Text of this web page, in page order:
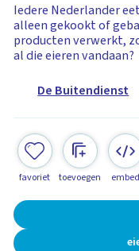
Iedere Nederlander
alleen gekookt of
producten verwerkt,
al die eieren vandaan?
De Buitendienst
favoriet toevoegen embed